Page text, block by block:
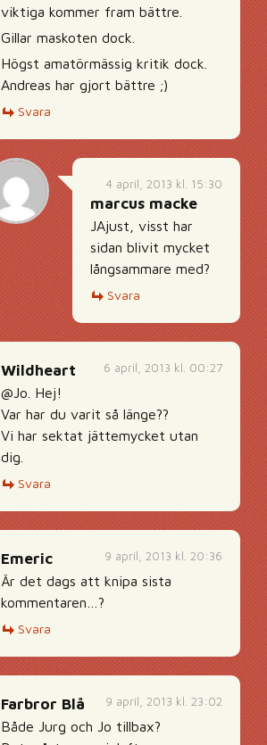
viktiga kommer fram bättre.
Gillar maskoten dock.
Högst amatörmässig kritik dock.
Andreas har gjort bättre ;)
Svara
4 april, 2013 kl. 15:30
marcus macke
JAjust, visst har
sidan blivit mycket
långsammare med?
Svara
6 april, 2013 kl. 00:27
Wildheart
@Jo. Hej!
Var har du varit så länge??
Vi har sektat jättemycket utan
dig.
Svara
9 april, 2013 kl. 20:36
Emeric
Är det dags att knipa sista
kommentaren…?
Svara
9 april, 2013 kl. 23:02
Farbror Blå
Både Jurg och Jo tillbax?